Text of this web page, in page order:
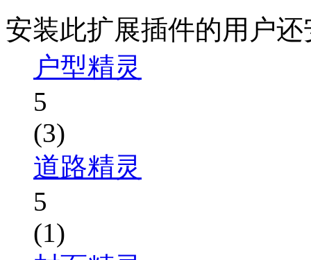
安装此扩展插件的用户
户型精灵
5
(3)
道路精灵
5
(1)